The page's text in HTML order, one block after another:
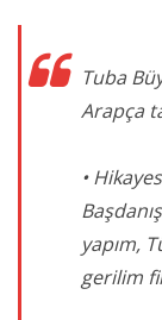
Tuba
Arapça
•
yapım,
gerilim